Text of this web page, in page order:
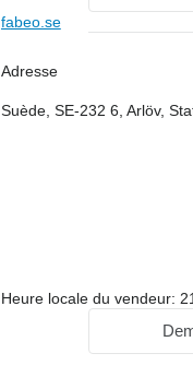
fabeo.se
Adresse
Suède, SE-232 6, Arlöv,
Heure locale du vendeur: